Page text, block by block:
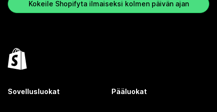
Kokeile Shopifyta ilmaiseksi kolmen päivän ajan
Sovellusluokat Pääluokat